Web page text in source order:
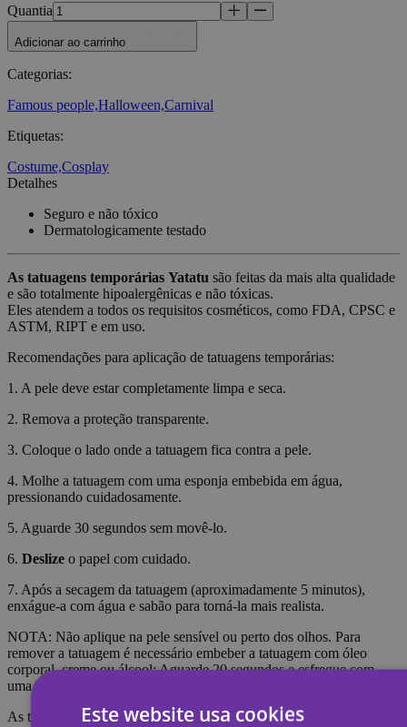
Quantia
Adicionar ao carrinho
Categorias:
Famous people,Halloween,Carnival
Etiquetas:
Costume,Cosplay
Detalhes
Seguro e não tóxico
Dermatologicamente testado
As tatuagens temporárias Yatatu são feitas da mais alta qualidade
e são totalmente hipoalergênicas e não tóxicas.
Eles atendem a todos os requisitos cosméticos, como FDA, CPSC e
ASTM, RIPT e em uso.
Recomendações para aplicação de tatuagens temporárias:
1. A pele deve estar completamente limpa e seca.
2. Remova a proteção transparente.
3. Coloque o lado onde a tatuagem fica contra a pele.
4. Molhe a tatuagem com uma esponja embebida em água,
pressionando cuidadosamente.
5. Aguarde 30 segundos sem movê-lo.
6. Deslize o papel com cuidado.
7. Após a secagem da tatuagem (aproximadamente 5 minutos),
enxágue-a com água e sabão para torná-la mais realista.
NOTA: Não aplique na pele sensível ou perto dos olhos. Para
remover a tatuagem é necessário embeber a tatuagem com óleo
corporal, creme ou álcool; Aguarde 20 segundos e esfregue com
uma bola de algodão.
As tatuagens temporárias duram cerca de 7 dias, dependendo do
Este website usa cookies